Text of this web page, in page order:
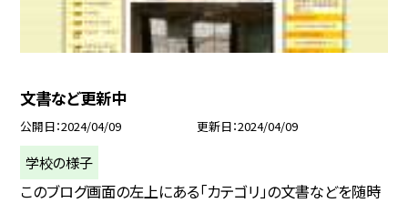
文書など更新中
公開日 2024/04/09 更新日 2024/04/09
学校の様子
このブログ画面の左上にある「カテゴリ」の文書などを随時